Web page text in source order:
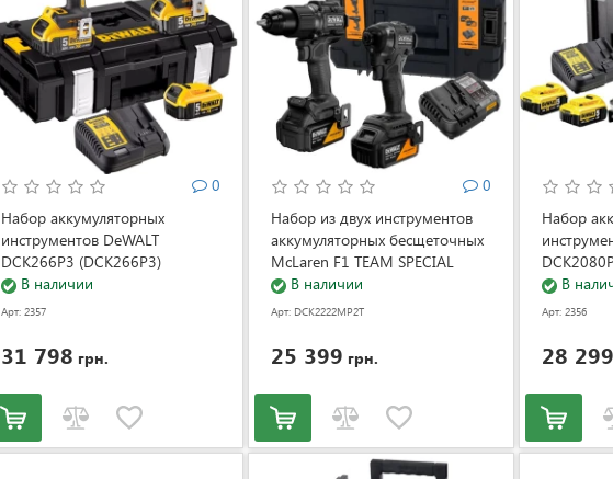
0
Набор аккумуляторных
инструментов DeWALT
DCK266P3 (DCK266P3)
В наличии
Арт: 2357
31 798 грн.
0
Набор из двух инструментов
аккумуляторных бесщеточных
McLaren F1 TEAM SPECIAL
EDITION DeWALT
DCK2222MP2T (АКБ и ЗУ)
В наличии
Арт: DCK2222MP2T
25 399 грн.
Набор
В
Арт: 2356
28 299